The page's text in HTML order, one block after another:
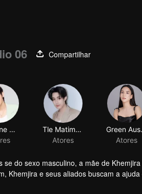
06
Compartilhar
do sexo masculino, a mãe de
Khemjira e seus aliados buscam a
do caminho.